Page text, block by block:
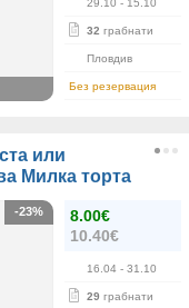
29.10 - 15.10
32 грабнати
Пловдив
Без резервация
или
Милка торта
8.00€
10.40€
16.04 - 31.10
29 грабнати
-23%